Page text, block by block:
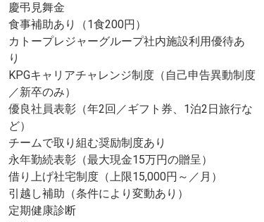
慶弔見舞金
食事補助あり（1食200円）
カトープレジャーグループ社内施設利用優待あ
り
KPGキャリアチャレンジ制度（自己申告異動制度
／新卒のみ）
優良社員表彰（年2回／ギフト券、1泊2日旅行な
ど）
チームで取り組む奨励制度あり
永年勤続表彰（最大現金15万円の贈呈）
借り上げ社宅制度（上限15,000円～／月）
引越し補助（条件により変動あり）
定期健康診断